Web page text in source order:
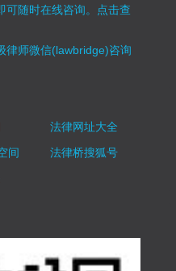
随时在线咨询。 点击查
律师微信(lawbridge)咨询
法律网址大全
间
法律桥搜狐号